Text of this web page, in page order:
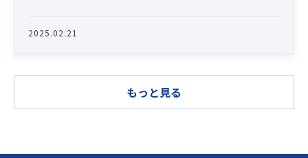
2025.02.21
もっと見る